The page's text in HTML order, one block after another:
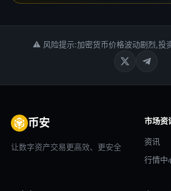
⚠ 风险提示:加密货币价格波动剧烈,投
币安
让数字资产交易更高效、更安全
市场资
资讯
行情中